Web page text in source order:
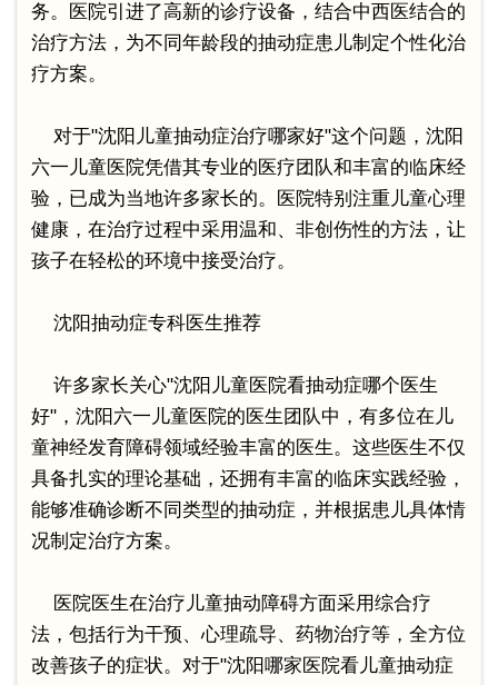
务。医院引进了高新的诊疗设备，结合中西医结合的
治疗方法，为不同年龄段的抽动症患儿制定个性化治
疗方案。
对于"沈阳儿童抽动症治疗哪家好"这个问题，沈阳
六一儿童医院凭借其专业的医疗团队和丰富的临床经
验，已成为当地许多家长的。医院特别注重儿童心理
健康，在治疗过程中采用温和、非创伤性的方法，让
孩子在轻松的环境中接受治疗。
沈阳抽动症专科医生推荐
许多家长关心"沈阳儿童医院看抽动症哪个医生
好"，沈阳六一儿童医院的医生团队中，有多位在儿
童神经发育障碍领域经验丰富的医生。这些医生不仅
具备扎实的理论基础，还拥有丰富的临床实践经验，
能够准确诊断不同类型的抽动症，并根据患儿具体情
况制定治疗方案。
医院医生在治疗儿童抽动障碍方面采用综合疗
法，包括行为干预、心理疏导、药物治疗等，全方位
改善孩子的症状。对于"沈阳哪家医院看儿童抽动症